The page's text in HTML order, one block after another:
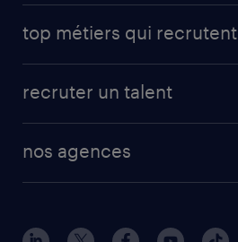
créer un compte candidat
app talent / portail web
top métiers qui recrutent
manutentionnaire
recruter un talent
solutions opérationnelles
contact entreprise
nos agences
nos agences par ville